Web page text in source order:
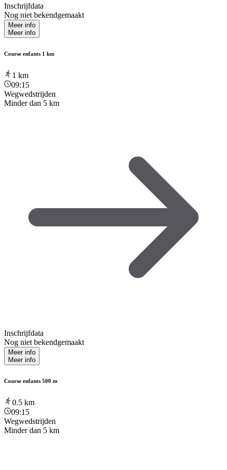
Inschrijfdata
Nog niet bekendgemaakt
Meer info
Meer info
Course enfants 1 km
1 km
09:15
Wegwedstrijden
Minder dan 5 km
Inschrijfdata
Nog niet bekendgemaakt
Meer info
Meer info
Course enfants 500 m
0.5 km
09:15
Wegwedstrijden
Minder dan 5 km